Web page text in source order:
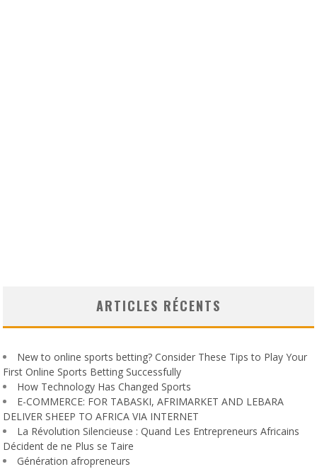
ARTICLES RÉCENTS
New to online sports betting? Consider These Tips to Play Your
First Online Sports Betting Successfully
How Technology Has Changed Sports
E-COMMERCE: FOR TABASKI, AFRIMARKET AND LEBARA
DELIVER SHEEP TO AFRICA VIA INTERNET
La Révolution Silencieuse : Quand Les Entrepreneurs Africains
Décident de ne Plus se Taire
Génération afropreneurs